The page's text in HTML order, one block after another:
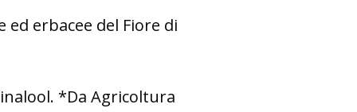
erbacee del Fiore di
*Da Agricoltura